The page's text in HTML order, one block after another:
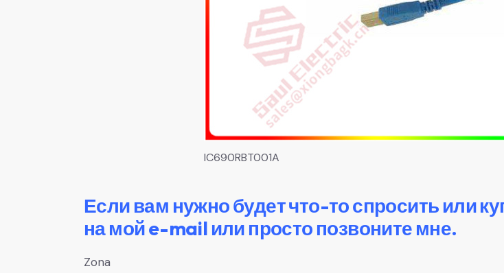
IC690RBT001A
Если вам нужно будет что-то спросить или
на мой e-mail или просто позвоните мне.
Zona